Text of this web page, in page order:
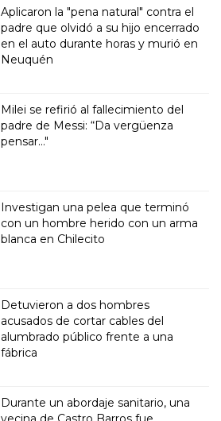
Aplicaron la "pena natural" contra el
padre que olvidó a su hijo encerrado
en el auto durante horas y murió en
Neuquén
Milei se refirió al fallecimiento del
padre de Messi: “Da vergüenza
pensar..."
Investigan una pelea que terminó
con un hombre herido con un arma
blanca en Chilecito
Detuvieron a dos hombres
acusados de cortar cables del
alumbrado público frente a una
fábrica
Durante un abordaje sanitario, una